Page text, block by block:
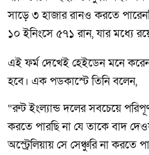
সাড়ে ৩ হাজার রানও করতে
১০ ইনিংসে ৫৭১ রান, যার মধ্যে
এই ফর্ম দেখেই হেইডেন মনে
হবে। এক পডকাস্টে তিনি বলেন,
“রুট ইংল্যান্ড দলের সবচেয়ে
করতে পারছি না যে তাকে বাদ
অস্ট্রেলিয়ায় সে সেঞ্চুরি না করতে